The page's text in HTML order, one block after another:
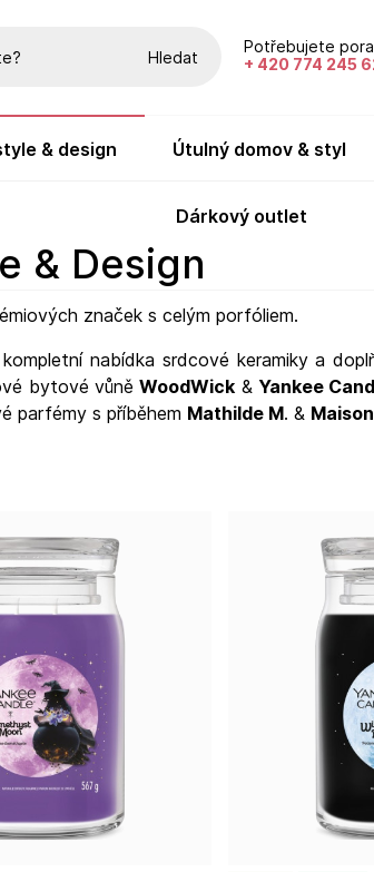
& Design
značek s celým porfóliem.
nabídka srdcové keramiky a
bytové vůněWoodWick & Yankee
parfémy s příběhem Mathilde M. &
Potřebujete
+ 420 774 245
Hledat
& design útulný domov & styl
dárkový outlet